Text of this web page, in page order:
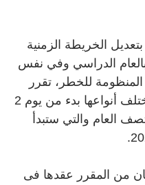
الخريطة الزمنية
الدراسي وفي نفس
للخطر، تقرر
إلغاء الحضور في المدارس بمختلف أنواعها بدء من يوم 2
منتصف العام والتي ستبدأ
.
من المقرر عقدها فى